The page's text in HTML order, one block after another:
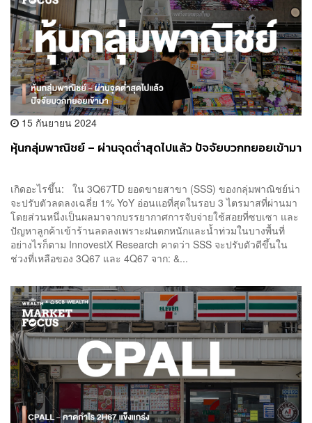
15 กันยายน 2024
หุ้นกลุ่มพาณิชย์ – ผ่านจุดต่ำสุดไปแล้ว ปัจจัยบวกทยอยเข้ามา
เกิดอะไรขึ้น: ใน 3Q67TD ยอดขายสาขา (SSS) ของกลุ่มพาณิชย์น่า
จะปรับตัวลดลงเฉลี่ย 1% YoY อ่อนแอที่สุดในรอบ 3 ไตรมาสที่ผ่านมา
โดยส่วนหนึ่งเป็นผลมาจากบรรยากาศการจับจ่ายใช้สอยที่ซบเซา และ
ปัญหาลูกค้าเข้าร้านลดลงเพราะฝนตกหนักและน้ำท่วมในบางพื้นที่
อย่างไรก็ตาม InnovestX Research คาดว่า SSS จะปรับตัวดีขึ้นใน
ช่วงที่เหลือของ 3Q67 และ 4Q67 จาก: &...